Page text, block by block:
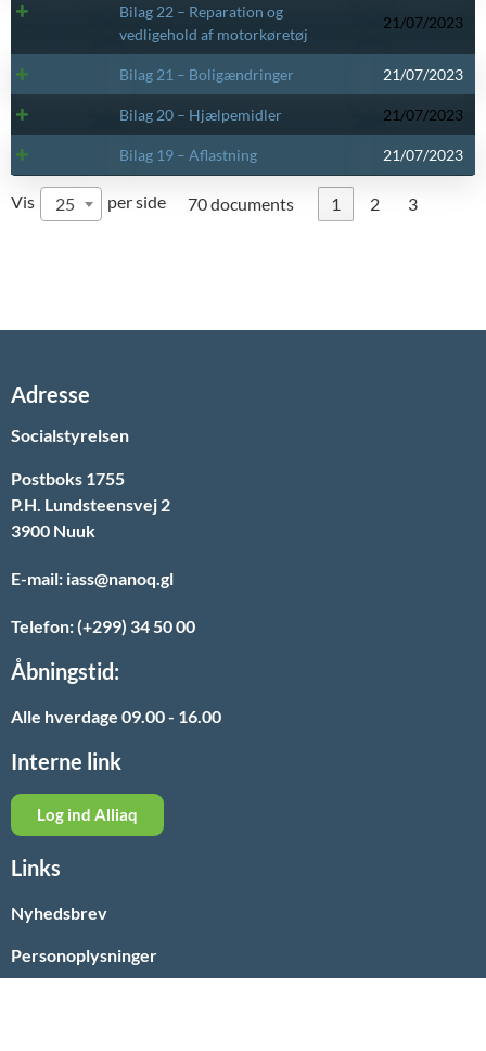
Bilag 22 – Reparation og
vedligehold af motorkøretøj
21/07/2023
Bilag 21 – Boligændringer 21/07/2023
Bilag 20 – Hjælpemidler 21/07/2023
Bilag 19 – Aflastning 21/07/2023
Vis 25 per side 70 documents 1 2 3
Adresse
Socialstyrelsen
Postboks 1755
P.H. Lundsteensvej 2
3900 Nuuk
E-mail: iass@nanoq.gl
Telefon: (+299) 34 50 00
Åbningstid:
Alle hverdage 09.00 - 16.00
Interne link
Log ind Alliaq
Links
Nyhedsbrev
Personoplysninger